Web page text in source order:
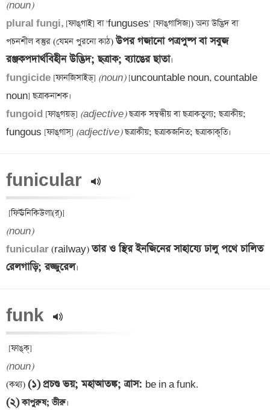
(noun)
plural fungi, [ফাঙ্‌গাই] বা 'funguses' [ফাঙ্‌গাসিজ]) অন্য উদ্ভিদ বা
পচনশীল বস্তুর (যেমন পুরনো কাঠ) উপর গজানো পত্রপুষ্প বা সবুজ
রঞ্জকপদার্থবিহীন উদ্ভিদ; ছত্রাক; ব্যাঙের ছাতা
fungicide
[ফানজিসাইড্‌] (noun) [uncountable noun, countable
fungoid
[ফাঙ্‌গয়ড্] (adjective) ছত্রাক সম্বন্ধীয় বা ছত্রাকতুল্য; ছত্রাকীয়;
fungous [ফাঙ্‌গাস্‌] (adjective)
funicular
(noun)
funicular (railway) তার ও স্থির ইনজিনের সাহায্যে ঢালু পথে চালিত
রেলগাড়ি; রজ্জুরেল
funk
(noun)
(কথ্য) (১)প্রচণ্ড ভয়; মহাআতঙ্ক; ত্রাস:
(২) কাপুরুষ; ভীরু